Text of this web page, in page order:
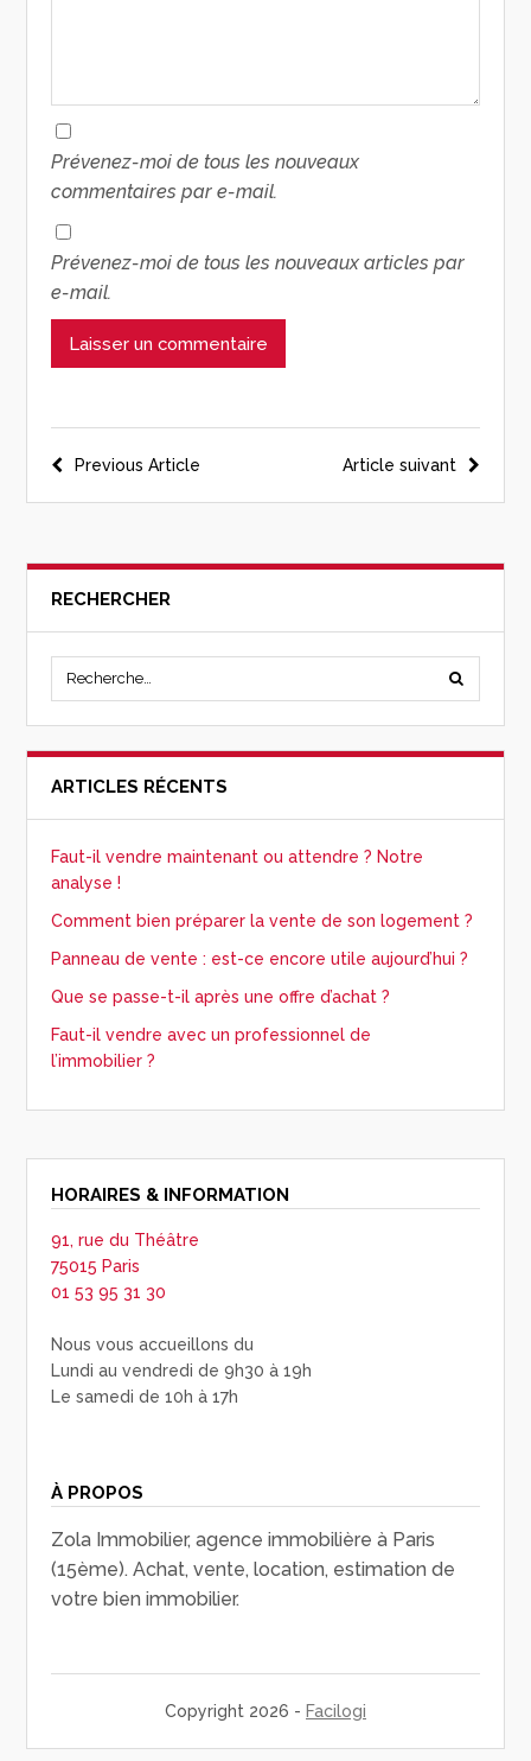
Prévenez-moi de tous les nouveaux
commentaires par e-mail.
Prévenez-moi de tous les nouveaux articles par
e-mail.
Article suivant
Previous Article
RECHERCHER
ARTICLES RÉCENTS
Faut-il vendre maintenant ou attendre ? Notre
analyse !
Comment bien préparer la vente de son logement ?
Panneau de vente : est-ce encore utile aujourd’hui ?
Que se passe-t-il après une offre d’achat ?
Faut-il vendre avec un professionnel de
l’immobilier ?
HORAIRES & INFORMATION
91, rue du Théâtre
75015 Paris
01 53 95 31 30
Nous vous accueillons du
Lundi au vendredi de 9h30 à 19h
Le samedi de 10h à 17h
À PROPOS
Zola Immobilier, agence immobilière à Paris
(15ème). Achat, vente, location, estimation de
votre bien immobilier.
Copyright 2026 - Facilogi